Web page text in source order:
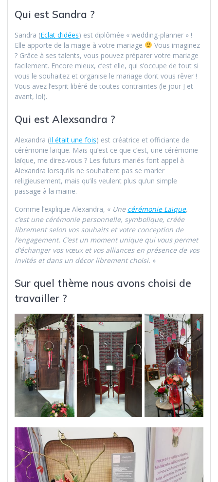
Qui est Sandra ?
Sandra (Eclat d’idées) est diplômée « wedding-planner » !
Elle apporte de la magie à votre mariage
Vous imaginez
? Grâce à ses talents, vous pouvez préparer votre mariage
facilement. Encore mieux, c’est elle, qui s’occupe de tout si
vous le souhaitez et organise le mariage dont vous rêver !
Vous avez l’esprit libéré de toutes contraintes (le jour J et
avant, lol).
Qui est Alexsandra ?
Alexandra (Il était une fois) est créatrice et officiante de
cérémonie laïque. Mais qu’est ce que c’est, une cérémonie
laïque, me direz-vous ? Les futurs mariés font appel à
Alexandra lorsqu’ils ne souhaitent pas se marier
religieusement, mais qu’ils veulent plus qu’un simple
passage à la mairie.
Comme l’explique Alexandra, « Une cérémonie Laïque,
c’est une cérémonie personnelle, symbolique, créée
librement selon vos souhaits et votre conception de
l’engagement. C’est un moment unique qui vous permet
d’échanger vos vœux et vos alliances en présence de vos
invités et dans un décor librement choisi. »
Sur quel thème nous avons choisi de
travailler ?